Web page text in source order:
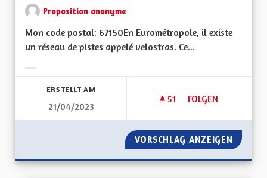
Proposition anonyme
Mon code postal: 67150En Eurométropole, il existe
un réseau de pistes appelé velostras. Ce...
ERSTELLT AM
21/04/2023
51 51 FOLLOWER
FOLGEN
DÉVELOPPER LES
VORSCHLAG ANZEIGEN